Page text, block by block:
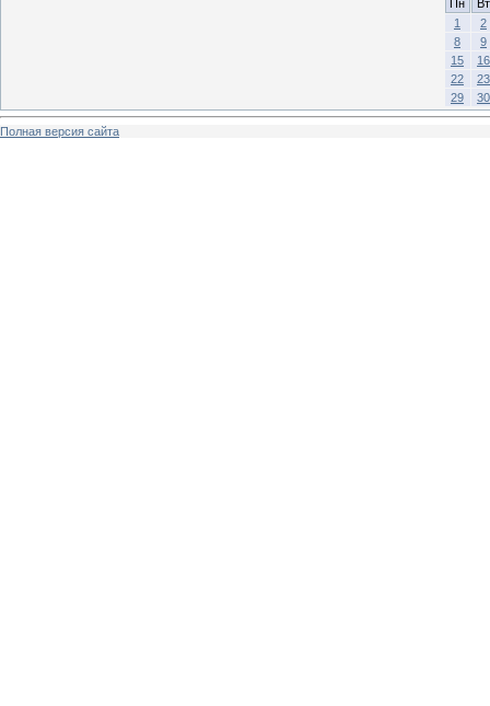
Пн
Вт
1
2
8
9
15
16
22
23
29
30
Полная версия сайта